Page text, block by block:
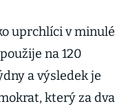
uprchlíci v minulé
na 120
a výsledek je
který za dva